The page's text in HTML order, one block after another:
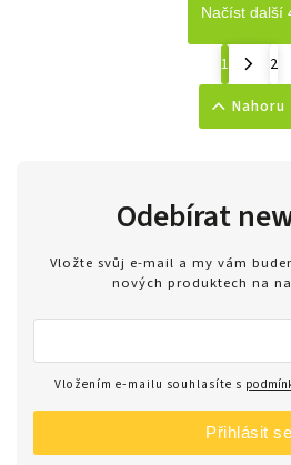
Načíst další
1
2
Nahoru
Odebírat
Vložte svůj e-mail a my vám
nových produktech na
Vložením e-mailu souhlasíte s
Přihlásit se